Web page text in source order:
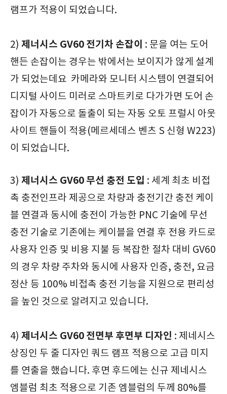
램프가 적용이 되었습니다.
2) 제너시스 GV60 전기차 손잡이 : 문을 여는 도어
핸든 손잡이는 경우는 밖에서는 보이지가 않게 설계
가 되었는데요 카메라와 모니터 시스템이 연결되어
디지털 사이드 미러로 스마트키로 다가가면 도어 손
잡이가 자동으로 돌출이 되는 자동 오토 프럴시 아웃
사이트 핸들이 적용(메르세데스 벤츠 S 신형 W223)
이 되었습니다.
3) 제너시스 GV60 무선 충전 도입 : 세계 최초 비접
촉 충전인프라 제공으로 차량과 충전기간 충전 케이
블 연결과 동시에 충전이 가능한 PNC 기술에 무선
충전 기술로 기존에는 케이블을 연결 후 전용 카드로
사용자 인증 및 비용 지불 등 복잡한 절차 대비 GV60
의 경우 차량 주차와 동시에 사용자 인증, 충전, 요금
정산 등 100% 비접촉 충전 기능을 지원으로 편리성
을 높인 것으로 알려지고 있습니다.
4) 제너시스 GV60 전면부 후면부 디자인 : 제네시스
상징인 두 줄 디자인 쿼드 램프 적용으로 고급 미지
를 연출을 했습니다. 후면 후드에는 신규 제네시스
엠블럼 최초 적용으로 기존 엠블럼의 두께 80%를